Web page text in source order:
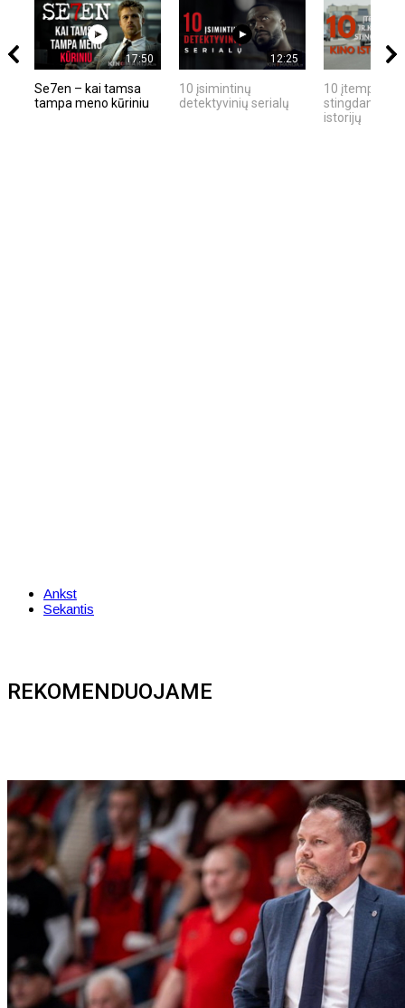
17:50
Se7en – kai tamsa
tampa meno kūriniu
12:25
10 įsimintinų
detektyvinių serialų
10 įtemptų,
stingdančių
istorijų
Ankst
Sekantis
REKOMENDUOJAME